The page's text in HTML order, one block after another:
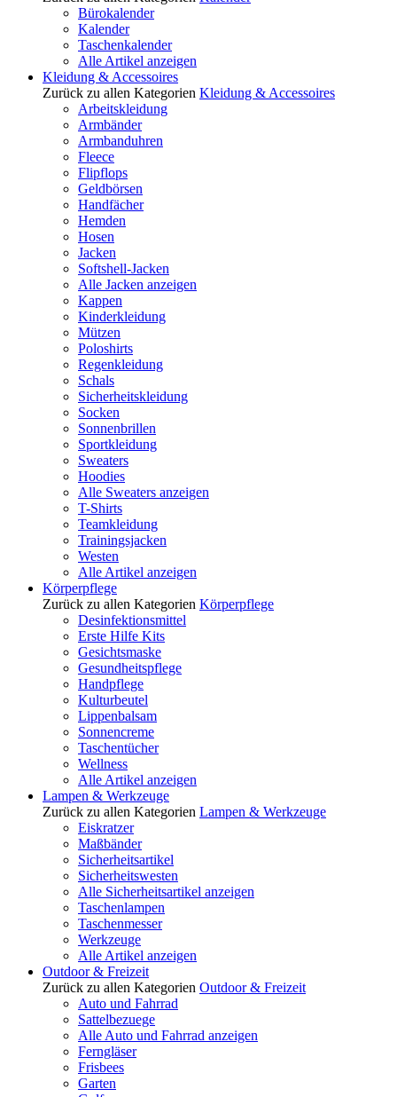
Bürokalender
Kalender
Taschenkalender
Alle Artikel anzeigen
Kleidung & Accessoires
Zurück zu allen Kategorien Kleidung & Accessoires
Arbeitskleidung
Armbänder
Armbanduhren
Fleece
Flipflops
Geldbörsen
Handfächer
Hemden
Hosen
Jacken
Softshell-Jacken
Alle Jacken anzeigen
Kappen
Kinderkleidung
Mützen
Poloshirts
Regenkleidung
Schals
Sicherheitskleidung
Socken
Sonnenbrillen
Sportkleidung
Sweaters
Hoodies
Alle Sweaters anzeigen
T-Shirts
Teamkleidung
Trainingsjacken
Westen
Alle Artikel anzeigen
Körperpflege
Zurück zu allen Kategorien Körperpflege
Desinfektionsmittel
Erste Hilfe Kits
Gesichtsmaske
Gesundheitspflege
Handpflege
Kulturbeutel
Lippenbalsam
Sonnencreme
Taschentücher
Wellness
Alle Artikel anzeigen
Lampen & Werkzeuge
Zurück zu allen Kategorien Lampen & Werkzeuge
Eiskratzer
Maßbänder
Sicherheitsartikel
Sicherheitswesten
Alle Sicherheitsartikel anzeigen
Taschenlampen
Taschenmesser
Werkzeuge
Alle Artikel anzeigen
Outdoor & Freizeit
Zurück zu allen Kategorien Outdoor & Freizeit
Auto und Fahrrad
Sattelbezuege
Alle Auto und Fahrrad anzeigen
Ferngläser
Frisbees
Garten